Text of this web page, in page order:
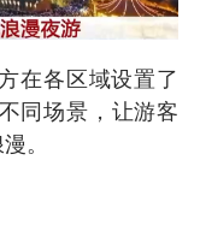
在各区域设置了
同场景，让游客
。